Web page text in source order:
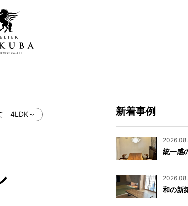
全商品一覧
4LDK～ 新着事例
統一感
和の新